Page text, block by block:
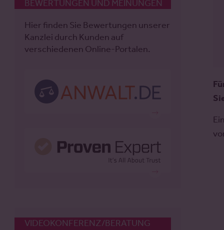
BEWERTUNGEN UND MEINUNGEN
Hier finden Sie Bewertungen unserer
Kanzlei durch Kunden auf
verschiedenen Online-Portalen.
VIDEOKONFERENZ/BERATUNG